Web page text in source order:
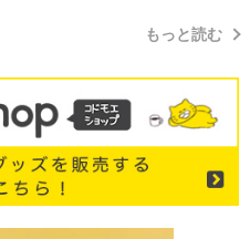
もっと読む